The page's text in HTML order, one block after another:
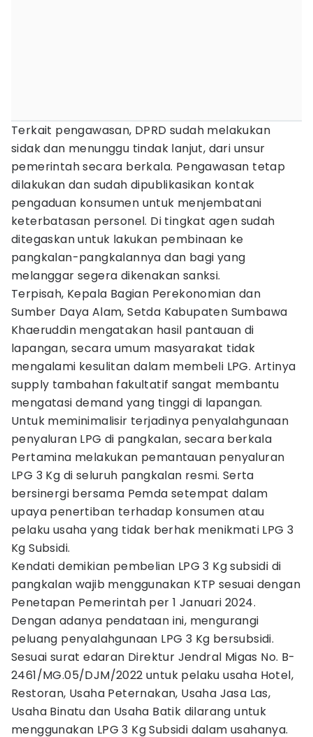
Terkait pengawasan, DPRD sudah melakukan
sidak dan menunggu tindak lanjut, dari unsur
pemerintah secara berkala. Pengawasan tetap
dilakukan dan sudah dipublikasikan kontak
pengaduan konsumen untuk menjembatani
keterbatasan personel. Di tingkat agen sudah
ditegaskan untuk lakukan pembinaan ke
pangkalan-pangkalannya dan bagi yang
melanggar segera dikenakan sanksi.
Terpisah, Kepala Bagian Perekonomian dan
Sumber Daya Alam, Setda Kabupaten Sumbawa
Khaeruddin mengatakan hasil pantauan di
lapangan, secara umum masyarakat tidak
mengalami kesulitan dalam membeli LPG. Artinya
supply tambahan fakultatif sangat membantu
mengatasi demand yang tinggi di lapangan.
Untuk meminimalisir terjadinya penyalahgunaan
penyaluran LPG di pangkalan, secara berkala
Pertamina melakukan pemantauan penyaluran
LPG 3 Kg di seluruh pangkalan resmi. Serta
bersinergi bersama Pemda setempat dalam
upaya penertiban terhadap konsumen atau
pelaku usaha yang tidak berhak menikmati LPG 3
Kg Subsidi.
Kendati demikian pembelian LPG 3 Kg subsidi di
pangkalan wajib menggunakan KTP sesuai dengan
Penetapan Pemerintah per 1 Januari 2024.
Dengan adanya pendataan ini, mengurangi
peluang penyalahgunaan LPG 3 Kg bersubsidi.
Sesuai surat edaran Direktur Jendral Migas No. B-
2461/MG.05/DJM/2022 untuk pelaku usaha Hotel,
Restoran, Usaha Peternakan, Usaha Jasa Las,
Usaha Binatu dan Usaha Batik dilarang untuk
menggunakan LPG 3 Kg Subsidi dalam usahanya.